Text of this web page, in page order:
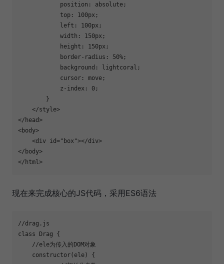
position : absolute;
top : 100px ;
left : 100px ;
width : 150px ;
height : 150px ;
border-radius : 50% ;
background : lightcoral;
cursor : move;
z-index : 0 ;
        }
</style>
</ head>
<body>
<div id="box"></div>
</ body>
</ html >
现在来完成核心的JS代码，采用ES6语法
//drag.js
class
Drag
{
//ele为传入的DOM对象
constructor(ele) {